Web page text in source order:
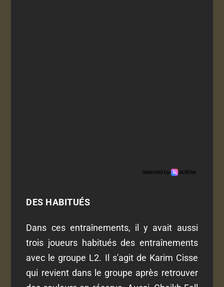
DES HABITUÉS
Dans ces entraînements, il y avait aussi
trois joueurs habitués des entraînements
avec le groupe L2. Il s'agit de Karim Cisse
qui revient dans le groupe après retrouver